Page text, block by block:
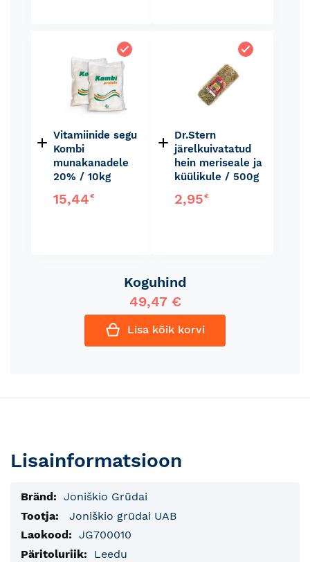
Vitamiinide segu
Kombi
munakanadele
20% / 10kg
15,44€
Dr.Stern
järelkuivatatud
hein meriseale ja
küülikule / 500g
2,95€
Lisa kõik korvi
Koguhind
49,47 €
Lisainformatsioon
Lisainfo Joniškio Grūdai
Joniškio grūdai UAB
JG700010
Leedu